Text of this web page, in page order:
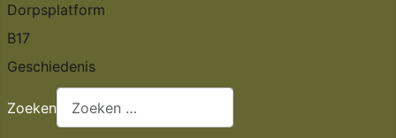
Dorpsplatform
B17
Geschiedenis
Zoeken